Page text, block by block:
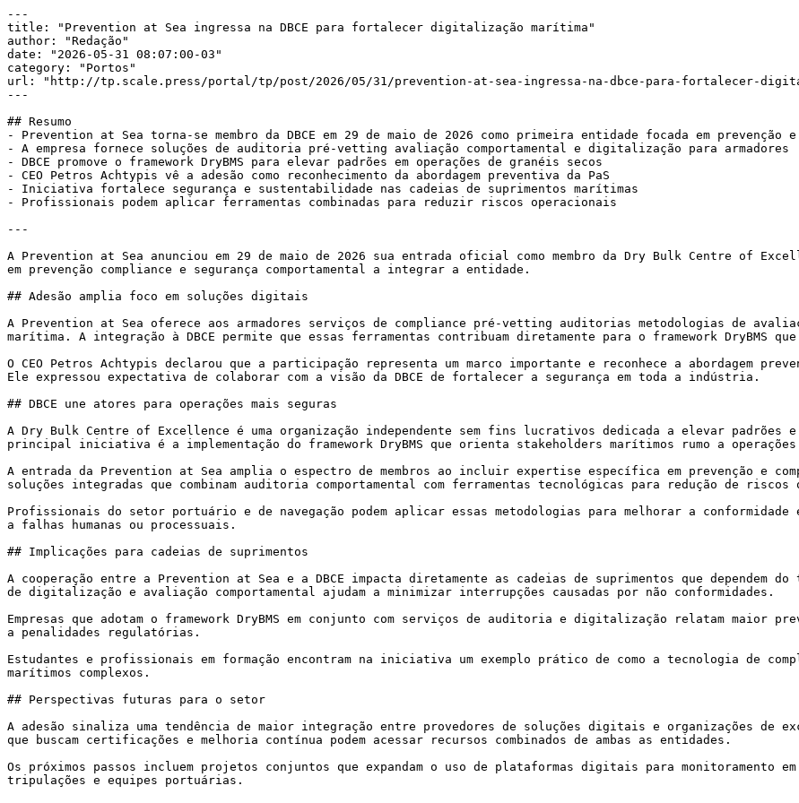
---
title: "Prevention at Sea ingressa na DBCE para fortalecer digitalização marítima"
author: "Redação"
date: "2026-05-31 08:07:00-03"
category: "Portos"
url: "http://tp.scale.press/portal/tp/post/2026/05/31/prevention-at-sea-ingressa-na-dbce-para-fortalecer-
---
## Resumo
- Prevention at Sea torna-se membro da DBCE em 29 de maio de 2026 como primeira entidade focada em prevenção
- A empresa fornece soluções de auditoria pré-vetting avaliação comportamental e digitalização para armadores
- DBCE promove o framework DryBMS para elevar padrões em operações de granéis secos
- CEO Petros Achtypis vê a adesão como reconhecimento da abordagem preventiva da PaS
- Iniciativa fortalece segurança e sustentabilidade nas cadeias de suprimentos marítimas
- Profissionais podem aplicar ferramentas combinadas para reduzir riscos operacionais
---
A Prevention at Sea anunciou em 29 de maio de 2026 sua entrada oficial como membro da Dry Bulk Centre of
em prevenção compliance e segurança comportamental a integrar a entidade.
## Adesão amplia foco em soluções digitais
A Prevention at Sea oferece aos armadores serviços de compliance pré-vetting auditorias metodologias de
marítima. A integração à DBCE permite que essas ferramentas contribuam diretamente para o framework DryBMS
O CEO Petros Achtypis declarou que a participação representa um marco importante e reconhece a abordagem
Ele expressou expectativa de colaborar com a visão da DBCE de fortalecer a segurança em toda a indústria.
## DBCE une atores para operações mais seguras
A Dry Bulk Centre of Excellence é uma organização independente sem fins lucrativos dedicada a elevar padrões
principal iniciativa é a implementação do framework DryBMS que orienta stakeholders marítimos rumo a
A entrada da Prevention at Sea amplia o espectro de membros ao incluir expertise específica em prevenção e
soluções integradas que combinam auditoria comportamental com ferramentas tecnológicas para redução de riscos
Profissionais do setor portuário e de navegação podem aplicar essas metodologias para melhorar a
a falhas humanas ou processuais.
## Implicações para cadeias de suprimentos
A cooperação entre a Prevention at Sea e a DBCE impacta diretamente as cadeias de suprimentos que dependem
de digitalização e avaliação comportamental ajudam a minimizar interrupções causadas por não conformidades.
Empresas que adotam o framework DryBMS em conjunto com serviços de auditoria e digitalização relatam maior
a penalidades regulatórias.
Estudantes e profissionais em formação encontram na iniciativa um exemplo prático de como a tecnologia de
marítimos complexos.
## Perspectivas futuras para o setor
A adesão sinaliza uma tendência de maior integração entre provedores de soluções digitais e organizações de
que buscam certificações e melhoria contínua podem acessar recursos combinados de ambas as entidades.
Os próximos passos incluem projetos conjuntos que expandam o uso de plataformas digitais para monitoramento
tripulações e equipes portuárias.